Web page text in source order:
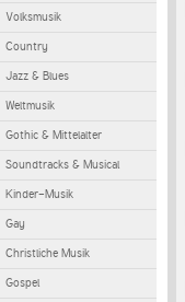
Volksmusik
Country
Jazz & Blues
Weltmusik
Gothic & Mittelalter
Soundtracks & Musical
Kinder-Musik
Gay
Christliche Musik
Gospel